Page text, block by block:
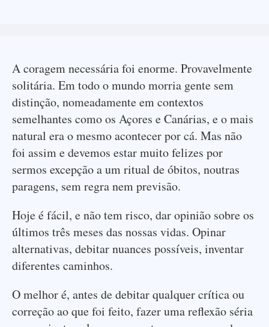
A coragem necessária foi enorme. Provavelmente
solitária. Em todo o mundo morria gente sem
distinção, nomeadamente em contextos
semelhantes como os Açores e Canárias, e o mais
natural era o mesmo acontecer por cá. Mas não
foi assim e devemos estar muito felizes por
sermos excepção a um ritual de óbitos, noutras
paragens, sem regra nem previsão.
Hoje é fácil, e não tem risco, dar opinião sobre os
últimos três meses das nossas vidas. Opinar
alternativas, debitar nuances possíveis, inventar
diferentes caminhos.
O melhor é, antes de debitar qualquer crítica ou
correção ao que foi feito, fazer uma reflexão séria